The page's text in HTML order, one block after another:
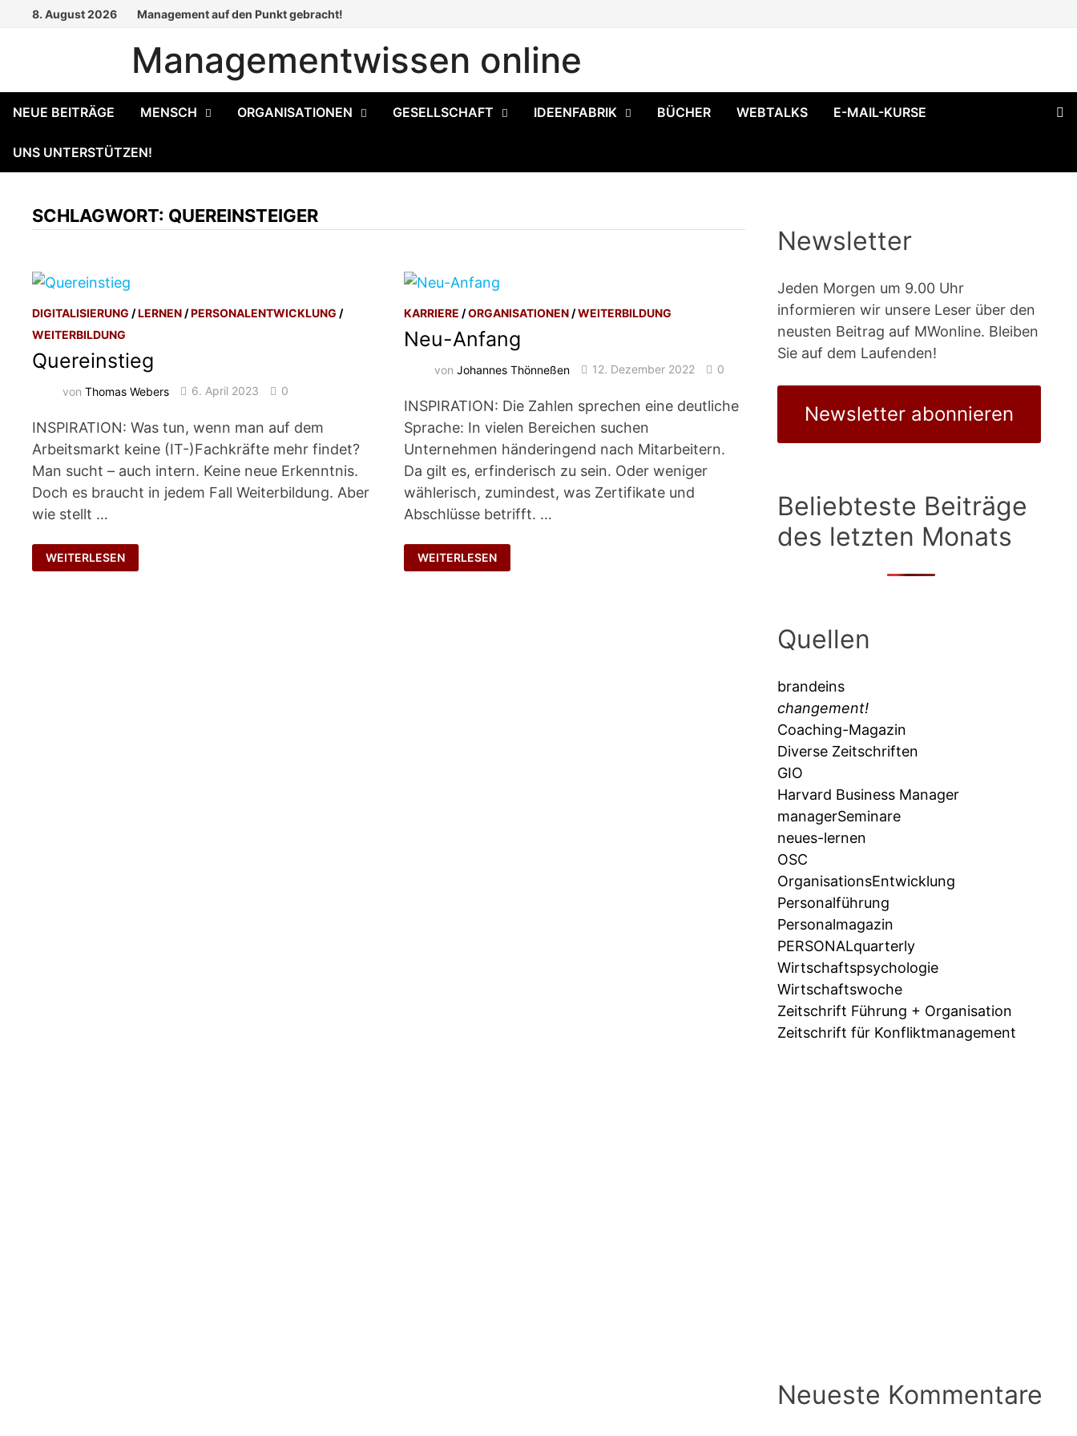
8. August 2026 Management auf den Punkt gebracht!
Managementwissen online
NEUE BEITRÄGE MENSCH ORGANISATIONEN GESELLSCHAFT IDEENFABRIK BÜCHER WEBTALKS E-MAIL-KURSE
UNS UNTERSTÜTZEN!
SCHLAGWORT: QUEREINSTEIGER
DIGITALISIERUNG /LERNEN /PERSONALENTWICKLUNG /
WEITERBILDUNG
Quereinstieg
vonThomas Webers 6. April 2023 0
INSPIRATION: Was tun, wenn man auf dem
Arbeitsmarkt keine (IT-)Fachkräfte mehr findet?
Man sucht – auch intern. Keine neue Erkenntnis.
Doch es braucht in jedem Fall Weiterbildung. Aber
wie stellt …
QUEREINSTIEG
WEITERLESEN
KARRIERE /ORGANISATIONEN /WEITERBILDUNG
Neu-Anfang
vonJohannes Thönneßen 12. Dezember 2022 0
INSPIRATION: Die Zahlen sprechen eine deutliche
Sprache: In vielen Bereichen suchen
Unternehmen händeringend nach Mitarbeitern.
Da gilt es, erfinderisch zu sein. Oder weniger
wählerisch, zumindest, was Zertifikate und
Abschlüsse betrifft. …
NEU-
ANFANG
WEITERLESEN
Newsletter
Jeden Morgen um 9.00 Uhr
informieren wir unsere Leser über den
neusten Beitrag auf MWonline. Bleiben
Sie auf dem Laufenden!
Newsletter abonnieren
Beliebteste Beiträge
des letzten Monats
Quellen
brandeins
changement!
Coaching-Magazin
Diverse Zeitschriften
GIO
Harvard Business Manager
managerSeminare
neues-lernen
OSC
OrganisationsEntwicklung
Personalführung
Personalmagazin
PERSONALquarterly
Wirtschaftspsychologie
Wirtschaftswoche
Zeitschrift Führung + Organisation
Zeitschrift für Konfliktmanagement
Neueste Kommentare